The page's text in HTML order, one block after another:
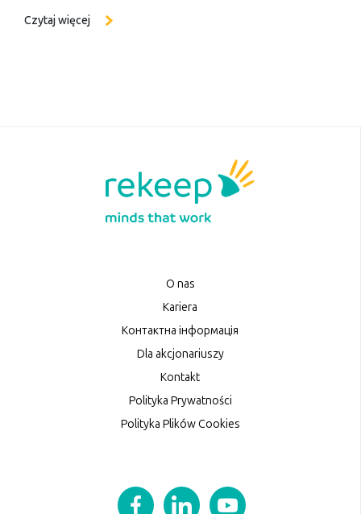
Usług w Łodzi, w ramach projektu współfinansowanego ze
Czytaj więcej
O nas
Kariera
Контактна інформація
Dla akcjonariuszy
Kontakt
Polityka Prywatności
Polityka Plików Cookies